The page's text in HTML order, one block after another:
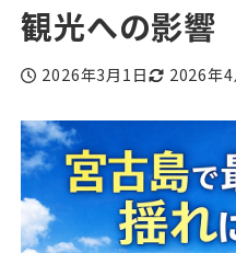
観光への影響
投稿日
2026年3月1日
更新日
2026年